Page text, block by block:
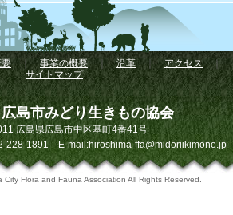
｜ 事業の概要 ｜沿革 ｜アクセス｜
サイトマップ
広島市みどり生きもの協会
広島県広島市中区基町4番41号
228-1891 E-mail:hiroshima-ffa@midoriikimono.jp
City Flora and Fauna Association All Rights Reserved.